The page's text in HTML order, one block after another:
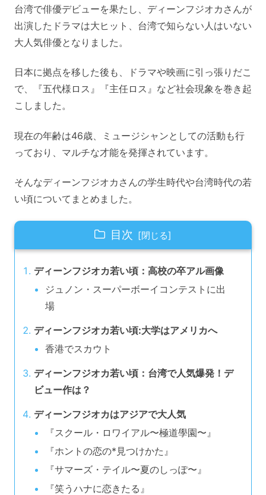
台湾で俳優デビューを果たし、ディーンフジオカさんが
出演したドラマは大ヒット、台湾で知らない人はいない
大人気俳優となりました。
日本に拠点を移した後も、ドラマや映画に引っ張りだこ
で、『五代様ロス』『主任ロス』など社会現象を巻き起
こしました。
現在の年齢は46歳、ミュージシャンとしての活動も行
っており、マルチな才能を発揮されています。
そんなディーンフジオカさんの学生時代や台湾時代の若
い頃についてまとめました。
目次
ディーンフジオカ若い頃：高校の卒アル画像
ジュノン・スーパーボーイコンテストに出
場
ディーンフジオカ若い頃:大学はアメリカへ
香港でスカウト
ディーンフジオカ若い頃：台湾で人気爆発！デ
ビュー作は？
ディーンフジオカはアジアで大人気
『スクール・ロワイアル〜極道學園〜』
『ホントの恋の*見つけかた』
『サマーズ・テイル〜夏のしっぽ〜』
『笑うハナに恋きたる』